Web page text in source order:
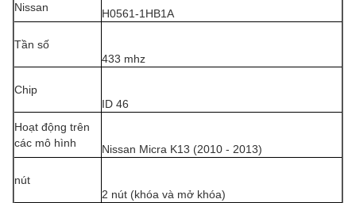
Nissan
H0561-1HB1A
Tần số
433 mhz
Chip
ID 46
Hoạt động trên
các mô hình
Nissan Micra K13 (2010 - 2013)
nút
2 nút (khóa và mở khóa)